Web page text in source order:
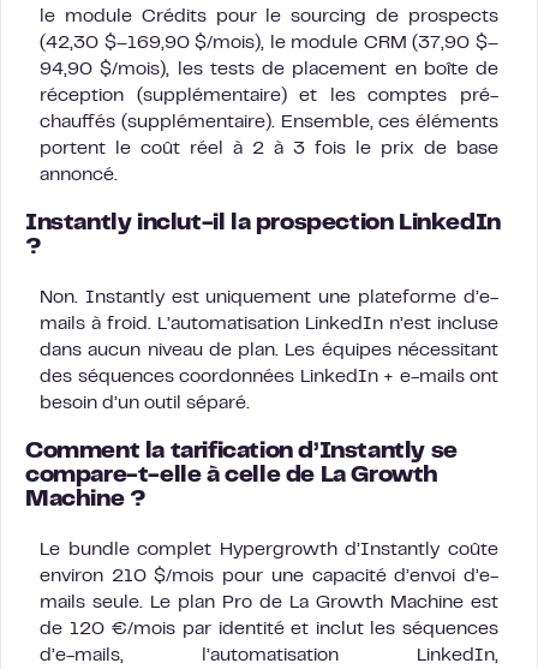
le module Crédits pour le sourcing de prospects
(42,30 $–169,90 $/mois), le module CRM (37,90 $–
94,90 $/mois), les tests de placement en boîte de
réception (supplémentaire) et les comptes pré-
chauffés (supplémentaire). Ensemble, ces éléments
portent le coût réel à 2 à 3 fois le prix de base
annoncé.
Instantly inclut-il la prospection LinkedIn
?
Non. Instantly est uniquement une plateforme d’e-
mails à froid. L’automatisation LinkedIn n’est incluse
dans aucun niveau de plan. Les équipes nécessitant
des séquences coordonnées LinkedIn + e-mails ont
besoin d’un outil séparé.
Comment la tarification d’Instantly se
compare-t-elle à celle de La Growth
Machine ?
Le bundle complet Hypergrowth d’Instantly coûte
environ 210 $/mois pour une capacité d’envoi d’e-
mails seule. Le plan Pro de La Growth Machine est
de 120 €/mois par identité et inclut les séquences
d’e-mails, l’automatisation LinkedIn,